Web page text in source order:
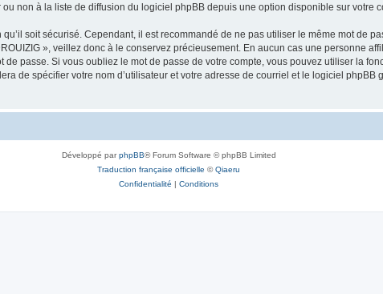
non à la liste de diffusion du logiciel phpBB depuis une option disponible sur votre
soit sécurisé. Cependant, il est recommandé de ne pas utiliser le même mot de
», veillez donc à le conservez précieusement. En aucun cas une personne
passe. Si vous oubliez le mot de passe de votre compte, vous pouvez utiliser la
de spécifier votre nom d’utilisateur et votre adresse de courriel et le logiciel
Développé parphpBB® Forum Software © phpBB Limited
Traduction française officielle ©Qiaeru
Confidentialité | Conditions